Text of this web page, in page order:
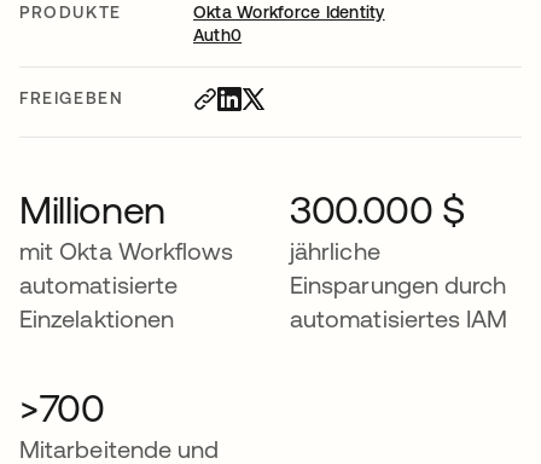
PRODUKTE
Okta Workforce Identity
Auth0
FREIGEBEN
Millionen
mit Okta Workflows
automatisierte
Einzelaktionen
300.000 $
jährliche
Einsparungen durch
automatisiertes IAM
>700
Mitarbeitende und